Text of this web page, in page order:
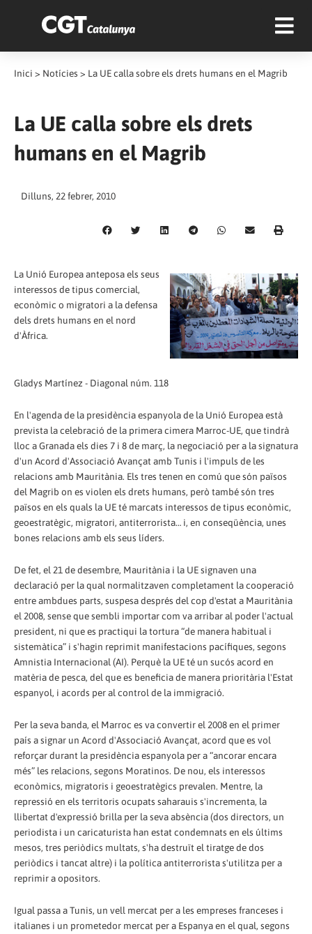
Inici > Notícies > La UE calla sobre els drets humans en el Magrib
La UE calla sobre els drets
humans en el Magrib
Dilluns, 22 febrer, 2010
La Unió Europea anteposa els seus
interessos de tipus comercial,
econòmic o migratori a la defensa
dels drets humans en el nord
d'Àfrica.
Gladys Martínez - Diagonal núm. 118
En l'agenda de la presidència espanyola de la Unió Europea està
prevista la celebració de la primera cimera Marroc-UE, que tindrà
lloc a Granada els dies 7 i 8 de març, la negociació per a la signatura
d'un Acord d'Associació Avançat amb Tunis i l'impuls de les
relacions amb Mauritània. Els tres tenen en comú que són països
del Magrib on es violen els drets humans, però també són tres
països en els quals la UE té marcats interessos de tipus econòmic,
geoestratègic, migratori, antiterrorista… i, en conseqüència, unes
bones relacions amb els seus líders.
De fet, el 21 de desembre, Mauritània i la UE signaven una
declaració per la qual normalitzaven completament la cooperació
entre ambdues parts, suspesa després del cop d'estat a Mauritània
el 2008, sense que sembli importar com va arribar al poder l'actual
president, ni que es practiqui la tortura “de manera habitual i
sistemàtica” i s'hagin reprimit manifestacions pacífiques, segons
Amnistia Internacional (AI). Perquè la UE té un sucós acord en
matèria de pesca, del que es beneficia de manera prioritària l'Estat
espanyol, i acords per al control de la immigració.
Per la seva banda, el Marroc es va convertir el 2008 en el primer
país a signar un Acord d'Associació Avançat, acord que es vol
reforçar durant la presidència espanyola per a “ancorar encara
més” les relacions, segons Moratinos. De nou, els interessos
econòmics, migratoris i geoestratègics prevalen. Mentre, la
repressió en els territoris ocupats saharauis s'incrementa, la
llibertat d'expressió brilla per la seva absència (dos directors, un
periodista i un caricaturista han estat condemnats en els últims
mesos, tres periòdics multats, s'ha destruït el tiratge de dos
periòdics i tancat altre) i la política antiterrorista s'utilitza per a
reprimir a opositors.
Igual passa a Tunis, un vell mercat per a les empreses franceses i
italianes i un prometedor mercat per a Espanya en el qual, segons